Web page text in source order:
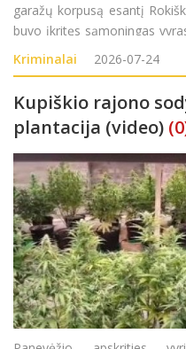
garažų korpusą esantį
buvo įkritęs sąmoningas
įtvarą, iškėlė jį iš garažo
pagalbos medikams.
Kriminalai 2026-07-24
Kupiškio rajono
plantacija (video)